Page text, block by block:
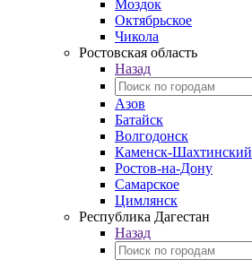
Моздок
Октябрьское
Чикола
Ростовская область
Назад
Азов
Батайск
Волгодонск
Каменск-Шахтинский
Ростов-на-Дону
Самарское
Цимлянск
Республика Дагестан
Назад